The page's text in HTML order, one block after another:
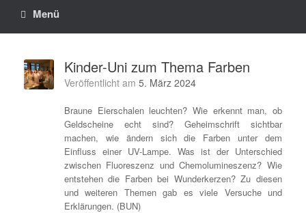
Menü
Kinder-Uni zum Thema Farben
Veröffentlicht am 5. März 2024
Braune Eierschalen leuchten? Wie erkennt man, ob
Geldscheine echt sind? Geheimschrift sichtbar
machen, wie ändern sich die Farben unter dem
Einfluss einer UV-Lampe. Was ist der Unterschied
zwischen Fluoreszenz und Chemolumineszenz? Wie
entstehen die Farben bei Wunderkerzen? Zu diesen
und weiteren Themen gab es viele Versuche und
Erklärungen. (BUN)